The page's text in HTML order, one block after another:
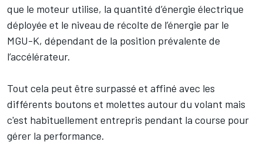
que le moteur utilise, la quantité d’énergie électrique
déployée et le niveau de récolte de l’énergie par le
MGU-K, dépendant de la position prévalente de
l’accélérateur.
Tout cela peut être surpassé et affiné avec les
différents boutons et molettes autour du volant mais
c'est habituellement entrepris pendant la course pour
gérer la performance.